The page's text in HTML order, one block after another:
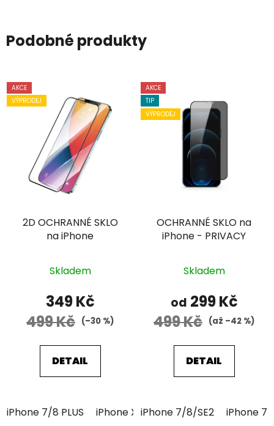
Podobné produkty
AKCE
VÝPRODEJ
2D OCHRANNÉ SKLO
na iPhone
hodnocení
produktu
je
5,0
z
5
hvězdiček.
Skladem
349 Kč
499 Kč (–30 %)
DETAIL
iPhone 7/8 PLUS iPhone XR iPhone 11 Pro iPhone
AKCE
TIP
VÝPRODEJ
OCHRANNÉ SKLO na
iPhone - PRIVACY
hodnocení
produktu
je
5,0
z
5
hvězdiček.
Skladem
od 299 Kč
499 Kč (až –42 %)
DETAIL
iPhone 7/8/SE2 iPhone 7/